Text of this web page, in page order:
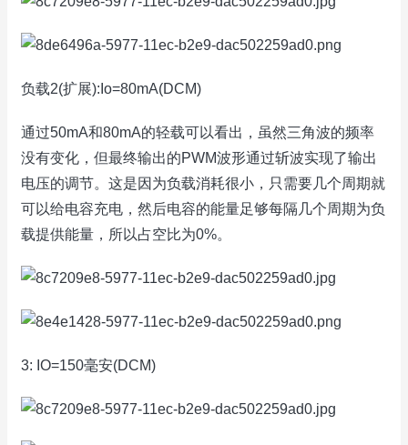
负载2(扩展):Io=80mA(DCM)
通过50mA和80mA的轻载可以看出，虽然三角波的频率
没有变化，但最终输出的PWM波形通过斩波实现了输出
电压的调节。这是因为负载消耗很小，只需要几个周期就
可以给电容充电，然后电容的能量足够每隔几个周期为负
载提供能量，所以占空比为0%。
3: IO=150毫安(DCM)